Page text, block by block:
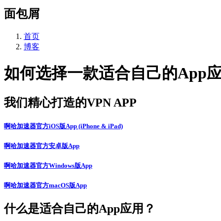
面包屑
首页
博客
如何选择一款适合自己的App
我们精心打造的VPN APP
啊哈加速器官方iOS版App (iPhone & iPad)
啊哈加速器官方安卓版App
啊哈加速器官方Windows版App
啊哈加速器官方macOS版App
什么是适合自己的App应用？